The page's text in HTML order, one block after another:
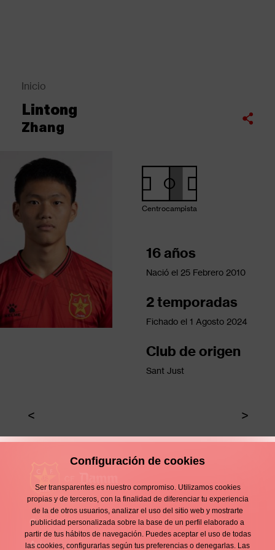
Sobrescribir
enlaces
de
a
la
navegación
Inicio
Lintong
Zhang
Compartir
Centrocampista
16 años
Nació el 25 Febrero 2010
2 temporadas
Fichado el 1 Agosto 2024
Club de origen
Sant Just
Enllaços
Contacto
Aviso legal
Configuración de cookies
Ser transparentes es nuestro compromiso. Utilizamos cookies
propias y de terceros, con la finalidad de diferenciar tu experiencia
de la de otros usuarios, analizar el uso del sitio web y mostrarte
publicidad personalizada sobre la base de un perfil elaborado a
partir de tus hábitos de navegación. Puedes aceptar el uso de todas
las cookies, configurarlas según tus preferencias o denegarlas. Las